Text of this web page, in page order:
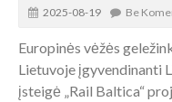
2025-08-19 Be
Europinės vėžės
Lietuvoje įgyvendinanti
įsteigė „Rail Baltica“